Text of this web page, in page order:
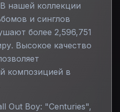
нашей коллекции
и синглов
более 2,596,751
Высокое качество
композицией в
Out Boy: "Centuries",